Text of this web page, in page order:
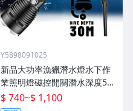
Y5898091025
新品大功率漁獵潛水燈水下作
業照明燈磁控開關潛水深度50
米高流明
$ 740~$ 1,100